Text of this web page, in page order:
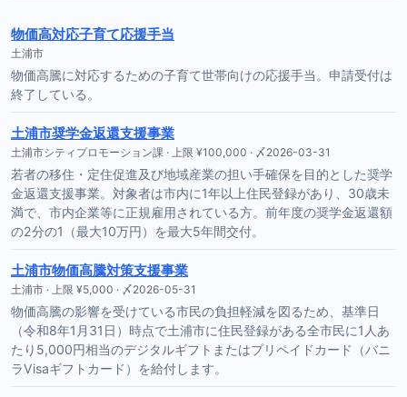
物価高対応子育て応援手当
土浦市
物価高騰に対応するための子育て世帯向けの応援手当。申請受付は
終了している。
土浦市奨学金返還支援事業
土浦市シティプロモーション課 · 上限 ¥100,000 · 〆2026-03-31
若者の移住・定住促進及び地域産業の担い手確保を目的とした奨学
金返還支援事業。対象者は市内に1年以上住民登録があり、30歳未
満で、市内企業等に正規雇用されている方。前年度の奨学金返還額
の2分の1（最大10万円）を最大5年間交付。
土浦市物価高騰対策支援事業
土浦市 · 上限 ¥5,000 · 〆2026-05-31
物価高騰の影響を受けている市民の負担軽減を図るため、基準日
（令和8年1月31日）時点で土浦市に住民登録がある全市民に1人あ
たり5,000円相当のデジタルギフトまたはプリペイドカード（バニ
ラVisaギフトカード）を給付します。